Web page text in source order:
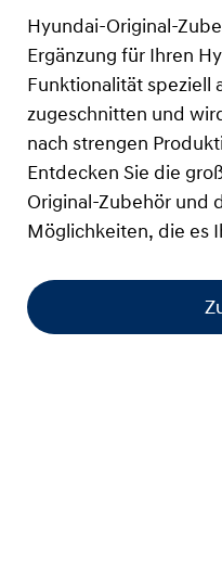
Hyundai-Original-
Ergänzung für Ihren
Funktionalität speziell
zugeschnitten und
nach strengen
Entdecken Sie die
Original-Zubehör und
Möglichkeiten, die es